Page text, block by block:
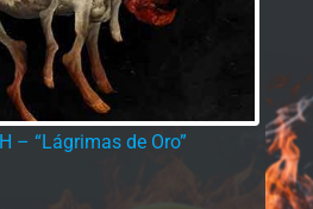
– “Lágrimas de Oro”